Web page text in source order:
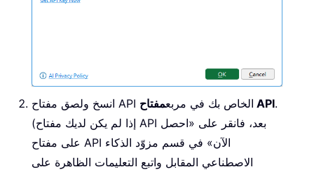
انسخ ولصق مفتاح API الخاص بك في مربع مفتاح API.
(إذا لم يكن لديك مفتاح API بعد، فانقر على «احصل
على مفتاح API الآن» في قسم مزوّد الذكاء
الاصطناعي المقابل واتبع التعليمات الظاهرة على